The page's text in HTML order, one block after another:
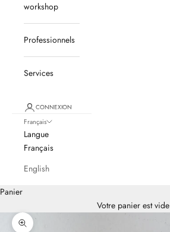
workshop
Professionnels
Services
CONNEXION
Français
Langue
Français
English
Panier
Votre panier est vide
Zoomer sur l'image